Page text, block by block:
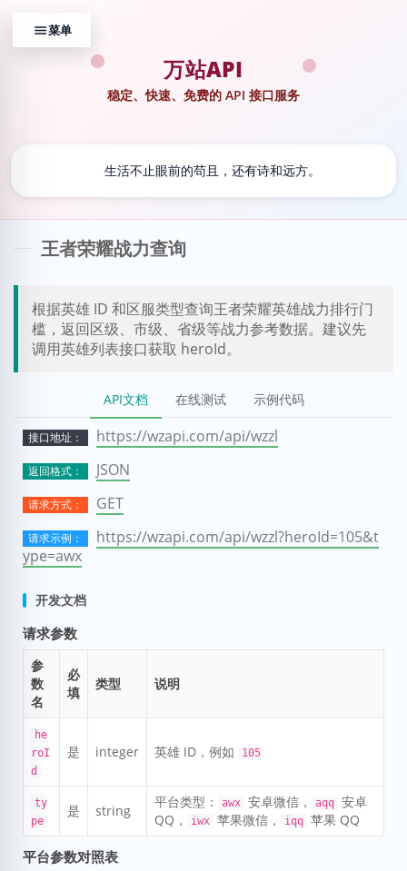
万站API
稳定、快速、免费的 API 接口服务
生活不止眼前的苟且，还有诗和远方。
王者荣耀战力查询
根据英雄 ID 和区服类型查询王者荣耀英雄战力排行门
槛，返回区级、市级、省级等战力参考数据。建议先
调用英雄列表接口获取 heroId。
API文档 在线测试 示例代码
接口地址： https://wzapi.com/api/wzzl
返回格式： JSON
请求方式： GET
请求示例：
https://wzapi.com/api/wzzl?heroId=105&t
ype=awx
开发文档
请求参数
参
数
名
必
填
类型 说明
he
roI
d
是 integer 英雄 ID，例如 105
ty
pe
是 string
平台类型： awx 安卓微信， aqq 安卓
QQ，
iwx 苹果微信， iqq 苹果 QQ
平台参数对照表